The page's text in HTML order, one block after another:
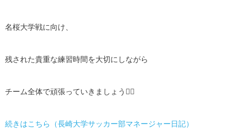
名桜大学戦に向け、
残された貴重な練習時間を大切にしながら
チーム全体で頑張っていきましょう✊🏻
続きはこちら（長崎大学サッカー部マネージャー日記）